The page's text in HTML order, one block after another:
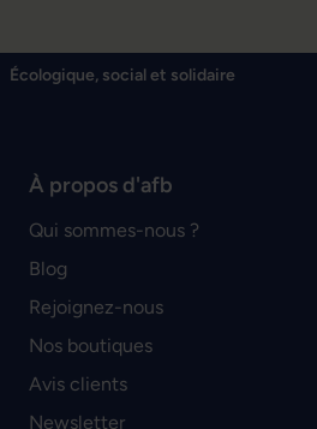
Écologique, social et solidaire
À propos d'afb
Qui sommes-nous ?
Blog
Rejoignez-nous
Nos boutiques
Avis clients
Newsletter